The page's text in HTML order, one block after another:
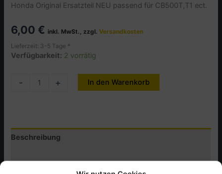
Honda Original Ersatzteil NEU passend für CB500T,T1 ect.
6,00 € inkl. MwSt., zzgl.Versandkosten
Lieferzeit: 3-5 Tage *
Verfügbarkeit: 2 vorrätig
-
Abdeckung
NET
AIR
CB500T,T1
+ In den Warenkorb
Beschreibung